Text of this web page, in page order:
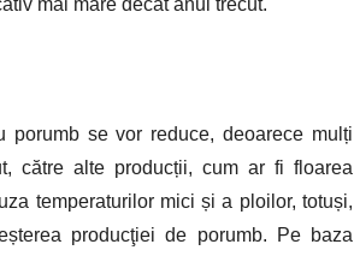
porumb se vor reduce, deoarece mulți
către alte producții, cum ar fi floarea
temperaturilor mici și a ploilor, totuși,
producţiei de porumb. Pe baza